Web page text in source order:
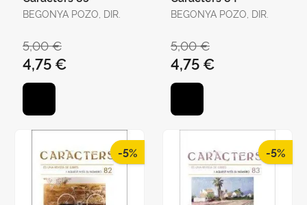
BEGONYA POZO, DIR.
5,00 €
4,75 €
BEGONYA POZO, DIR.
5,00 €
4,75 €
-5% -5%